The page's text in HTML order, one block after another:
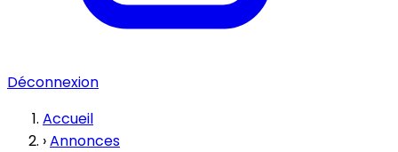
Déconnexion
Accueil
›Annonces